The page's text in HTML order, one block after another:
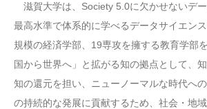
滋賀大学は、Society 5.0に欠かせないデ
最高水準で体系的に学べるデータサイエン
規模の経済学部、19専攻を擁する教育学部
国から世界へ」と拡がる知の拠点として、
知の還元を担い、ニューノーマルな時代へ
の持続的な発展に貢献するため、社会・地